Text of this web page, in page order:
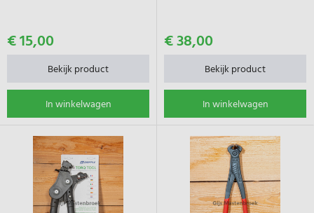
€ 15,00
Bekijk product
In winkelwagen
€ 38,00
Bekijk product
In winkelwagen